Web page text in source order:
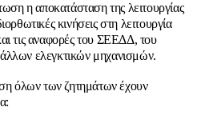
η αποκατάσταση της λειτουργίας
κινήσεις στη λειτουργία
τις αναφορές του ΣΕΕΔΔ, του
ελεγκτικών μηχανισμών.
όλων των ζητημάτων έχουν
: